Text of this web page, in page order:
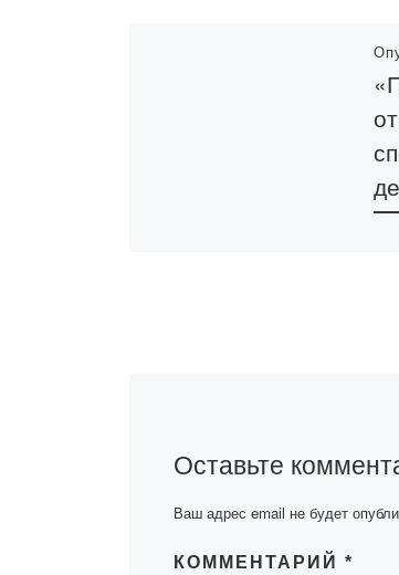
Оставьте
Ваш адрес email не будет
КОММЕНТАРИЙ *